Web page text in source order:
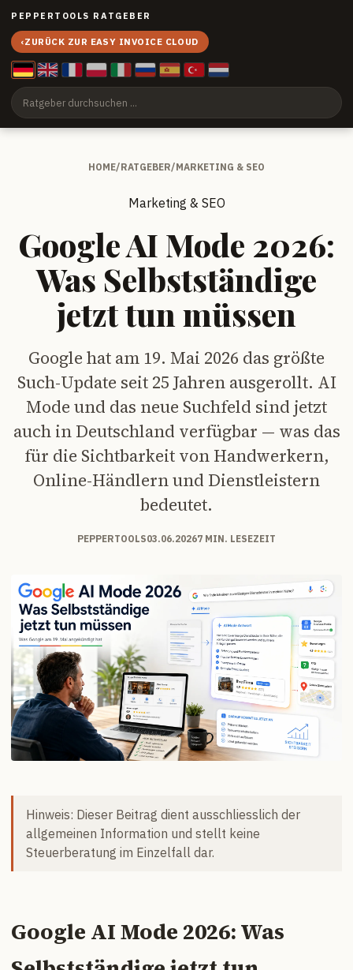
PEPPERTOOLS RATGEBER
‹ZURÜCK ZUR EASY INVOICE CLOUD
HOME/RATGEBER/MARKETING & SEO
Marketing & SEO
Google AI Mode 2026:
Was Selbstständige
jetzt tun müssen
Google hat am 19. Mai 2026 das größte
Such-Update seit 25 Jahren ausgerollt. AI
Mode und das neue Suchfeld sind jetzt
auch in Deutschland verfügbar — was das
für die Sichtbarkeit von Handwerkern,
Online-Händlern und Dienstleistern
bedeutet.
PEPPERTOOLS03.06.20267 MIN. LESEZEIT
Hinweis: Dieser Beitrag dient ausschliesslich der
allgemeinen Information und stellt keine
Steuerberatung im Einzelfall dar.
Google AI Mode 2026: Was